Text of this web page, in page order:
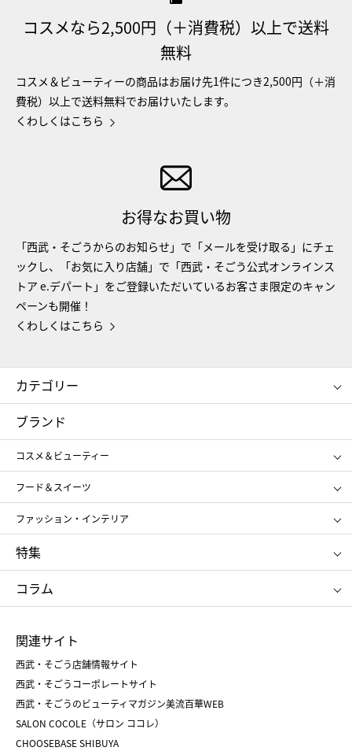
コスメなら2,500円（＋消費税）以上で送料
無料
コスメ＆ビューティーの商品はお届け先1件につき2,500円（＋消
費税）以上で送料無料でお届けいたします。
くわしくはこちら
お得なお買い物
「西武・そごうからのお知らせ」で「メールを受け取る」にチェ
ックし、「お気に入り店舗」で「西武・そごう公式オンラインス
トア e.デパート」をご登録いただいているお客さま限定のキャン
ペーンも開催！
くわしくはこちら
カテゴリー
コスメ＆ビューティー
ギフト
レディース
メンズ
スポーツ・アウトドア
お中元
お歳暮
ブランド
コスメ＆ビューティー
SHISEIDO
ポール&ジョー ボーテ
ジルスチュアート
NARS
RMK
クリニーク
SK-Ⅱ
フード＆スイーツ
アンリ・シャルパンティエ
ゴディバ
新宿高野
たねや
ねんりん家
ファッション・インテリア
ポロ ラルフ ローレン
タケオ キクチ
ママ＆キッズ
シュタイフ
特集
お中元
ひな人形
五月人形
父の日
クリスマスケーキ
ホワイトデー
コラム
菓子折り
和菓子
人気のギフト
バレンタイン
ホワイトデー
おせち
関連サイト
西武・そごう店舗情報サイト
西武・そごうコーポレートサイト
西武・そごうのビューティマガジン美流百華WEB
SALON COCOLE（サロン ココレ）
CHOOSEBASE SHIBUYA